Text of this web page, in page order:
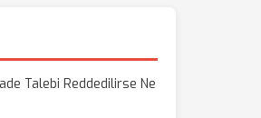
Talebi Reddedilirse Ne